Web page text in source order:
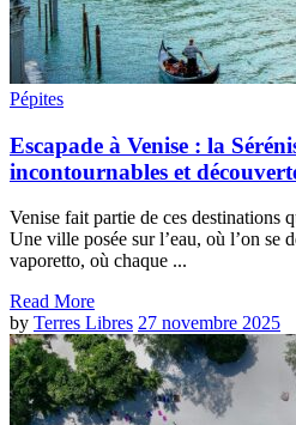
Pépites
Escapade à Venise : la
incontournables et
Venise fait partie de ces destinations
Une ville posée sur l’eau, où l’on se
vaporetto, où chaque ...
Read More
by Terres Libres 27 novembre 2025